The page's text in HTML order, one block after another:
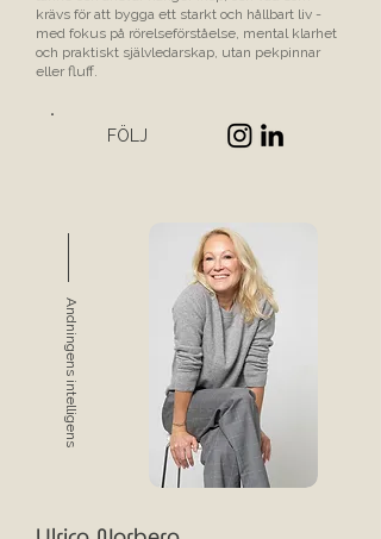
krävs för att bygga ett starkt och hållbart liv -
med fokus på rörelseförståelse, mental klarhet
och praktiskt självledarskap, utan pekpinnar
eller fluff.
FÖLJ
Andningens intelligens